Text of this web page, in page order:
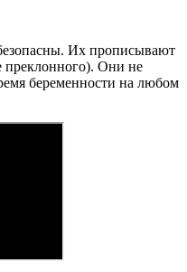
Их прописывают
преклонного). Они не
беременности на любом